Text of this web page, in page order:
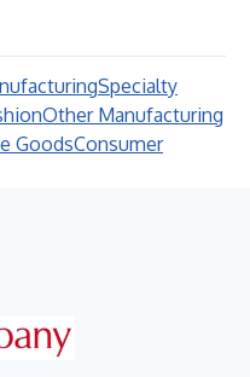
Specialty
Other Manufacturing
GoodsConsumer